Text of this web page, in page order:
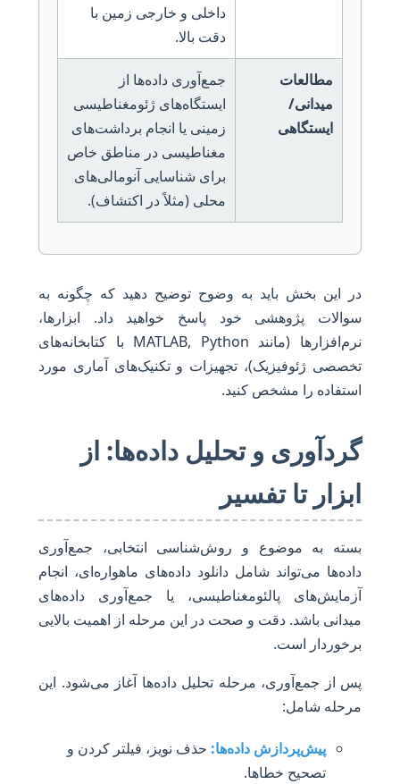
داخلی و خارجی زمین با
دقت بالا.
مطالعات
میدانی/
ایستگاهی
جمع‌آوری داده‌ها از
ایستگاه‌های ژئومغناطیسی
زمینی یا انجام برداشت‌های
مغناطیسی در مناطق خاص
برای شناسایی آنومالی‌های
محلی (مثلاً در اکتشاف).
در این بخش باید به وضوح توضیح دهید که چگونه به
سوالات پژوهشی خود پاسخ خواهید داد. ابزارها،
نرم‌افزارها (مانند MATLAB, Python با کتابخانه‌های
تخصصی ژئوفیزیک)، تجهیزات و تکنیک‌های آماری مورد
استفاده را مشخص کنید.
گردآوری و تحلیل داده‌ها: از
ابزار تا تفسیر
بسته به موضوع و روش‌شناسی انتخابی، جمع‌آوری
داده‌ها می‌تواند شامل دانلود داده‌های ماهواره‌ای، انجام
آزمایش‌های پالئومغناطیسی، یا جمع‌آوری داده‌های
میدانی باشد. دقت و صحت در این مرحله از اهمیت بالایی
برخوردار است.
پس از جمع‌آوری، مرحله تحلیل داده‌ها آغاز می‌شود. این
مرحله شامل:
پیش‌پردازش داده‌ها: حذف نویز، فیلتر کردن و
تصحیح خطاها.